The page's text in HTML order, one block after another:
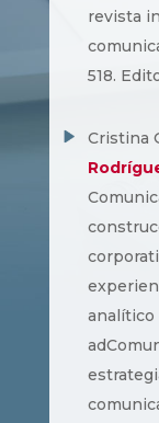
revista
518.
Cristina
analítico